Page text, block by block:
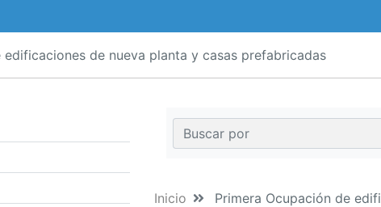
edificaciones de nueva planta y casas prefabricadas
Inicio Primera Ocupación de